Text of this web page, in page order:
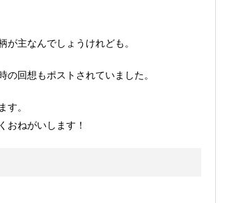
主なんでしょうけれども。
回想もポストされていました。
す。
おねがいします！